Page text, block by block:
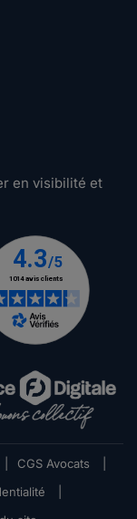
en visibilité et
CGS Avocats